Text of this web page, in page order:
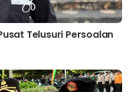
Telusuri Persoalan